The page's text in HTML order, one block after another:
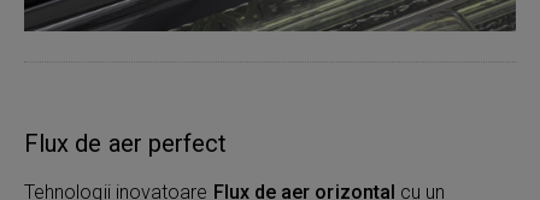
Flux de aer perfect
Tehnologii inovatoare Flux de aer orizontal cu un